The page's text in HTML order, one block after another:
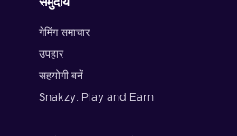
समुदाय
गेमिंग समाचार
उपहार
सहयोगी बनें
Snakzy: Play and Earn